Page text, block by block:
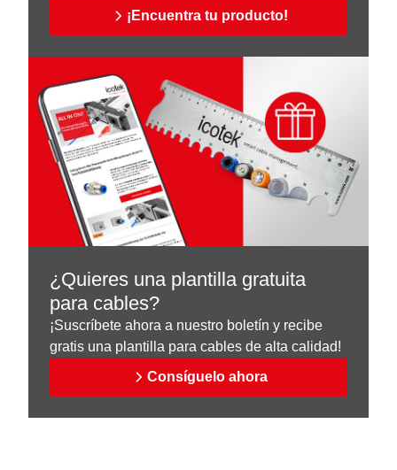
¡Encuentra tu producto!
¿Quieres una plantilla gratuita
para cables?
¡Suscríbete ahora a nuestro boletín y recibe
gratis una plantilla para cables de alta calidad!
Consíguelo ahora